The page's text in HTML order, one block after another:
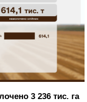
3 236 тис. га